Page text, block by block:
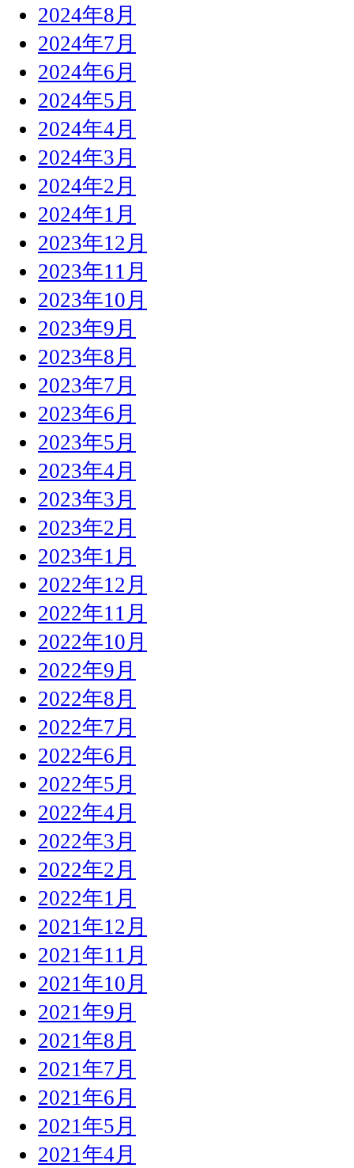
2024年8月
2024年7月
2024年6月
2024年5月
2024年4月
2024年3月
2024年2月
2024年1月
2023年12月
2023年11月
2023年10月
2023年9月
2023年8月
2023年7月
2023年6月
2023年5月
2023年4月
2023年3月
2023年2月
2023年1月
2022年12月
2022年11月
2022年10月
2022年9月
2022年8月
2022年7月
2022年6月
2022年5月
2022年4月
2022年3月
2022年2月
2022年1月
2021年12月
2021年11月
2021年10月
2021年9月
2021年8月
2021年7月
2021年6月
2021年5月
2021年4月